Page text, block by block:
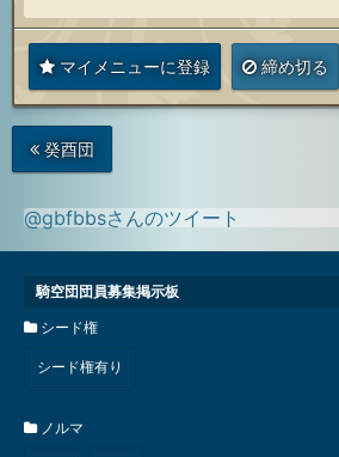
マイメニューに登録 締め切る
次
の
投
癸酉団
@gbfbbsさんのツイート
騎空団団員募集掲示板
シード権
シード権有り
ノルマ